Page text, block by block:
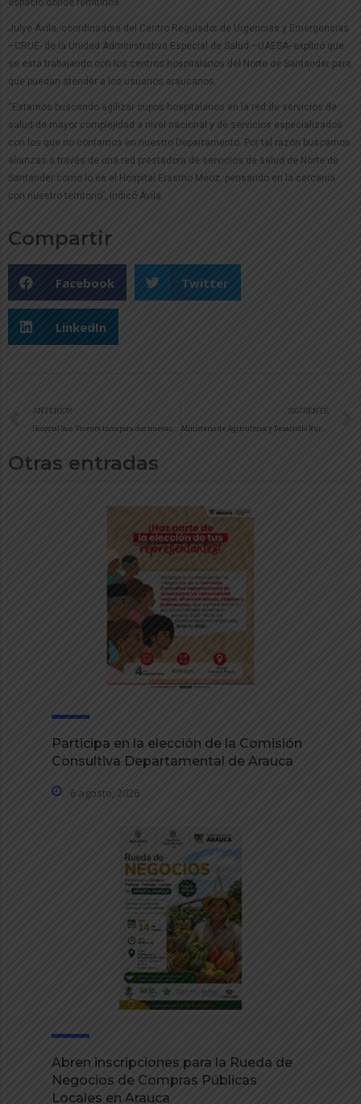
espacio donde remitirlos”.
Julye Ávila, coordinadora del Centro Regulador de Urgencias y Emergencias
–CRUE- de la Unidad Administrativa Especial de Salud –UAESA- explicó que
se está trabajando con los centros hospitalarios del Norte de Santander para
que puedan atender a los usuarios araucanos.
“Estamos buscando agilizar cupos hospitalarios en la red de servicios de
salud de mayor complejidad a nivel nacional y de servicios especializados
con los que no contamos en nuestro Departamento. Por tal razón buscamos
alianzas a través de una red prestadora de servicios de salud de Norte de
Santander como lo es el Hospital Erasmo Meoz, pensando en la cercanía
con nuestro territorio”, indicó Ávila.
Compartir
Facebook Twitter
LinkedIn
ANTERIOR SIGUIENTE
Ministerio de Agricultura y Desarrollo Rural retomó tema de Arauca en mesa de trabajo adelantada con diputado Wilinton Rodríguez y Secretario de Agricultura y Desarrollo Rural y Sostenible
Otras entradas
Participa en la elección de la Comisión
Consultiva Departamental de Arauca
6 agosto, 2026
Abren inscripciones para la Rueda de
Negocios de Compras Públicas
Locales en Arauca